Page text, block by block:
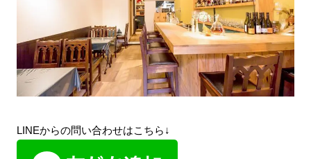
LINEからの問い合わせはこちら↓